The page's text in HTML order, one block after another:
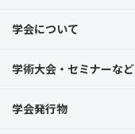
学会について
学術大会・セミナーなど
学会発行物